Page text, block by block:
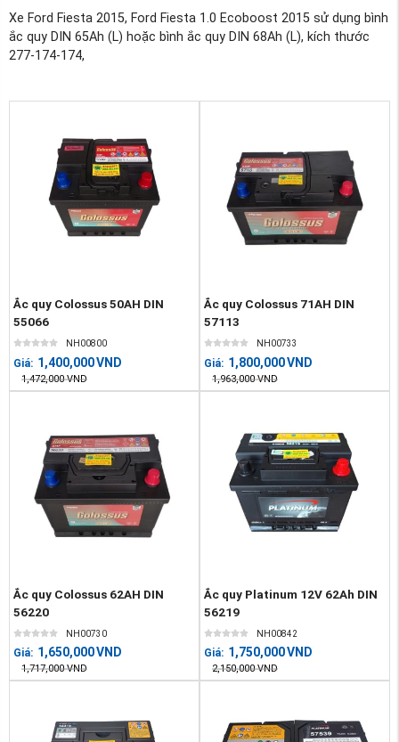
Xe Ford Fiesta 2015, Ford Fiesta 1.0 Ecoboost 2015 sử dụng bình
ắc quy DIN 65Ah (L) hoặc bình ắc quy DIN 68Ah (L), kích thước
277-174-174,
Ắc quy Colossus 50AH DIN
55066
NH00800
Giá: 1,400,000VND
1,472,000 VND
Ắc quy Colossus 71AH DIN
57113
NH00733
Giá: 1,800,000VND
1,963,000 VND
Ắc quy Colossus 62AH DIN
56220
NH00730
Giá: 1,650,000VND
1,717,000 VND
Ắc quy Platinum 12V 62Ah DIN
56219
NH00842
Giá: 1,750,000VND
2,150,000 VND